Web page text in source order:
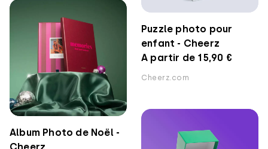
Puzzle photo pour
enfant - Cheerz
A partir de 15,90 €
Cheerz.com
Album Photo de Noël -